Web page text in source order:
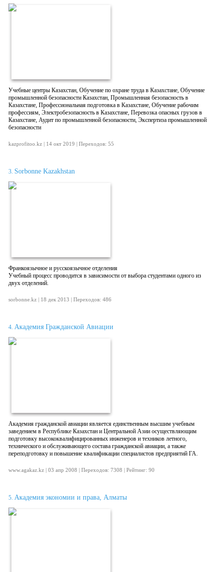
Учебные центры Казахстан, Обучение по охране труда в Казахстане, Обучение
промышленной безопасности Казахстан, Промышленная безопасность в
Казахстане, Профессиональная подготовка в Казахстане, Обучение рабочим
профессиям, Электробезопасность в Казахстане, Перевозка опасных грузов в
Казахстане, Аудит по промышленной безопасности, Экспертиза промышленной
безопасности
kazprofitoo.kz | 14 окт 2019 | Переходов: 55
3. Sorbonne Kazakhstan
Франкоязычное и русскоязычное отделения
Учебный процесс проводится в зависимости от выбора студентами одного из
двух отделений.
sorbonne.kz | 18 дек 2013 | Переходов: 486
4. Академия Гражданской Авиации
Академия гражданской авиации является единственным высшим учебным
заведением в Республике Казахстан и Центральной Азии осуществляющим
подготовку высококвалифицированных инженеров и техников летного,
технического и обслуживающего состава гражданской авиации, а также
переподготовку и повышение квалификации специалистов предприятий ГА.
www.agakaz.kz | 03 апр 2008 | Переходов: 7308 | Рейтинг: 90
5. Академия экономии и права, Алматы